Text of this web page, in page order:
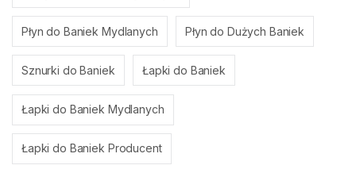
Płyn do Baniek Mydlanych Płyn do Dużych Baniek
Sznurki do Baniek Łapki do Baniek
Łapki do Baniek Mydlanych
Łapki do Baniek Producent